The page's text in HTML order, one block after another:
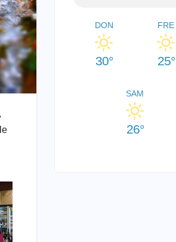
DON
30°
FRE
25°
SAM
26°